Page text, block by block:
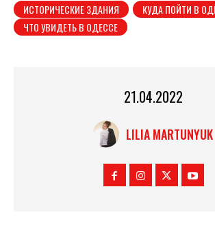
ИСТОРИЧЕСКИЕ ЗДАНИЯ
КУДА ПОЙТИ В
ЧТО УВИДЕТЬ В ОДЕССЕ
21.04.2022
LILIA MARTUNYUK